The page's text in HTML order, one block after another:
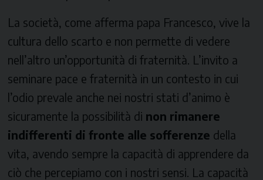
La società, come afferma papa Francesco, vive la
cultura dello scarto e non permette di vedere
nell’altro un’opportunità di fraternità. L’invito a
seminare pace e fraternità in un contesto in cui
l’odio prevale anche nei nostri stati d’animo è
sicuramente la possibilità di non rimanere
indifferenti di fronte alle sofferenze della
vita, avendo sempre la capacità di apprendere da
ciò che percepiamo con i nostri sensi. La capacità